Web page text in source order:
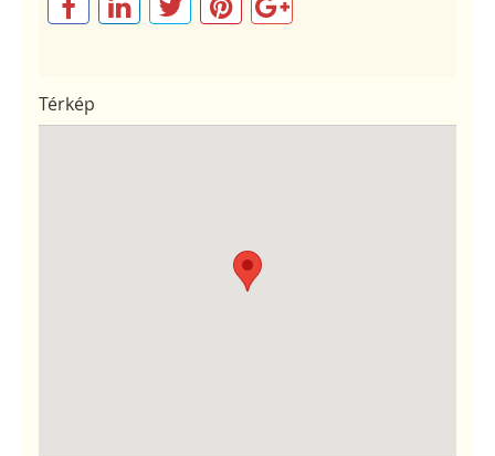
Térkép